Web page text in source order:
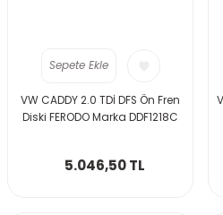
Sepete Ekle
VW CADDY 2.0 TDİ DFS Ön Fren
Diski FERODO Marka DDF1218C
5.046,50 TL